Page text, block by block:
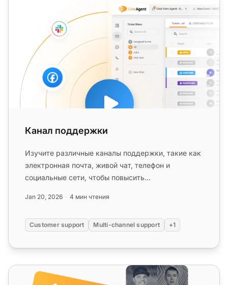
Канал поддержки
Изучите различные каналы поддержки, такие как
электронная почта, живой чат, телефон и
социальные сети, чтобы повысить
Jan 20, 2026 4 мин чтения
Customer support Multi-channel support +1
Свяжитесь с нами